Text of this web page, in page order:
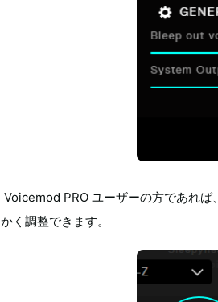
Voicemod PRO ユーザーの方であれ
かく調整できます。